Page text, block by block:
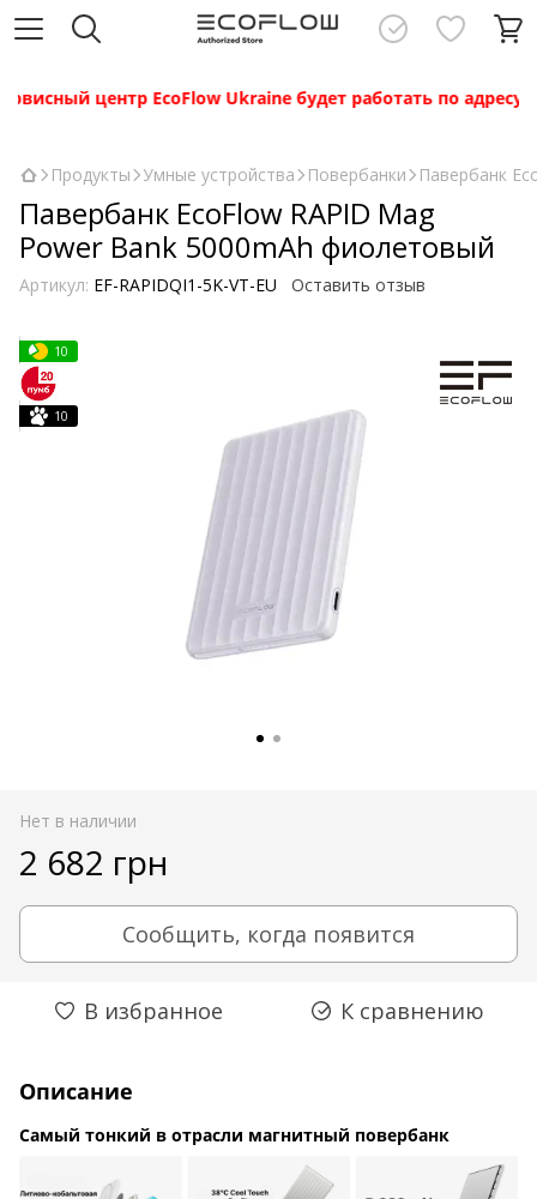
центр EcoFlow Ukraine будет работать по адресу: г.
Продукты Умные устройства Повербанки Павербанк
Павербанк EcoFlow RAPID Mag
Power Bank 5000mAh фиолетовый
Артикул: EF-RAPIDQI1-5K-VT-EU Оставить отзыв
10
10
Нет в наличии
2 682 грн
Сообщить, когда появится
В избранное К сравнению
Описание
Самый тонкий в отрасли магнитный повербанк